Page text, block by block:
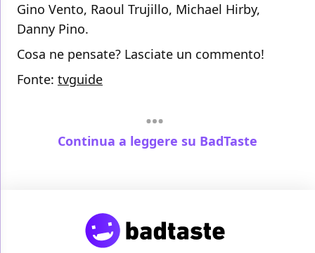
Gino Vento, Raoul Trujillo, Michael Hirby,
Danny Pino.
Cosa ne pensate? Lasciate un commento!
Fonte: tvguide
Continua a leggere su BadTaste